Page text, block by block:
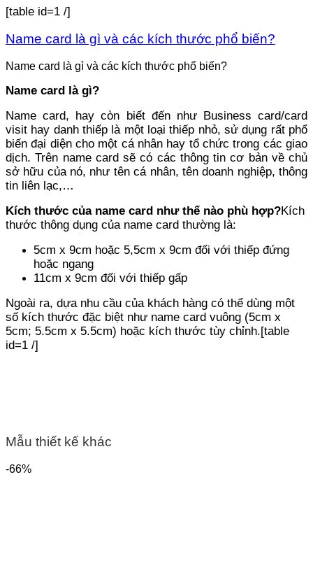
[table id=1 /]
Name card là gì và các kích thước phổ biến?
Name card là gì và các kích thước phổ biến?
Name card là gì?
Name card, hay còn biết đến như Business card/card
visit hay danh thiếp là một loại thiếp nhỏ, sử dụng rất phổ
biến đại diện cho một cá nhân hay tổ chức trong các giao
dịch. Trên name card sẽ có các thông tin cơ bản về chủ
sở hữu của nó, như tên cá nhân, tên doanh nghiệp, thông
tin liên lạc,…
Kích thước của name card như thế nào phù hợp?Kích
thước thông dụng của name card thường là:
5cm x 9cm hoặc 5,5cm x 9cm đối với thiếp đứng
hoặc ngang
11cm x 9cm đối với thiếp gấp
Ngoài ra, dựa nhu cầu của khách hàng có thể dùng một
số kích thước đặc biệt như name card vuông (5cm x
5cm; 5.5cm x 5.5cm) hoặc kích thước tùy chỉnh.[table
id=1 /]
Mẫu thiết kế khác
-66%